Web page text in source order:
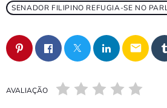
SENADOR FILIPINO REFUGIA-SE NO
email
AVALIAÇÃO